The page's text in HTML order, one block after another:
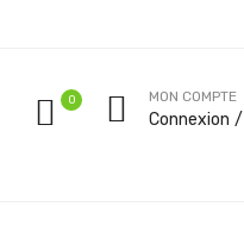
0 MON COMPTE
Connexion